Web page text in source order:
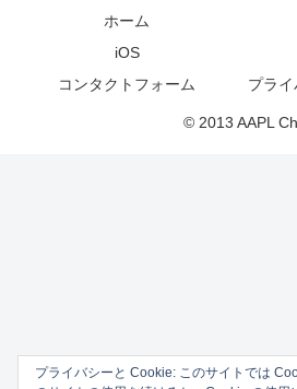
ホーム
iOS
コンタクトフォーム
プラ
© 2013 AAPL Ch..
プライバシーと Cookie: このサイトでは